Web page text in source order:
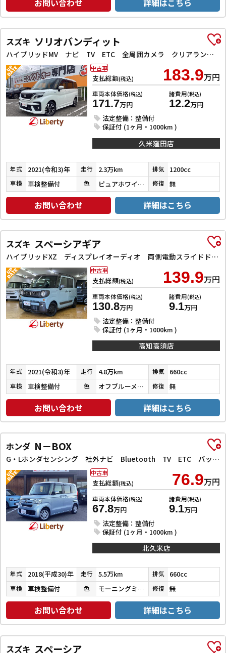
お問い合わせ 詳細はこちら
スズキ ソリオバンディット
ハイブリッドMV ナビ TV ETC 全周囲カメラ クリアランスソナー オートクルーズコントロール レーンアシスト 衝突被害軽減システム 両側電動スライドドア オートライト LEDヘッドランプ
支払総額(税込) 183.9万円
車両本体価格(税込)
171.7万円
諸費用(税込)
12.2万円
法定整備：整備付
保証付 (1ヶ月・1000km )
中古車
久米窪田店
年式 2021(令和3)年 走行 2.3万km 排気 1200cc
車検 車検整備付 色 ピュアホワイトパール 修復 無
お問い合わせ 詳細はこちら
スズキ スペーシアギア
ハイブリッドXZ ディスプレイオーディオ 両側電動スライドドア クリアランスソナー オートクルーズコントロール レーンアシスト 衝突被害軽減システム オートライト LEDヘッドランプ スマートキー ルーフレール
支払総額(税込) 139.9万円
車両本体価格(税込)
130.8万円
諸費用(税込)
9.1万円
法定整備：整備付
保証付 (1ヶ月・1000km )
中古車
高知高須店
年式 2021(令和3)年 走行 4.8万km 排気 660cc
車検 車検整備付 色 オフブルーメタリック／ミネラルグレーメタリック 修復 無
お問い合わせ 詳細はこちら
ホンダ N－BOX
G・Lホンダセンシング 社外ナビ Bluetooth TV ETC バックカメラ 片側電動スライドドア クリアランスソナー オートクルーズコントロール レーンアシスト 衝突被害軽減システム スマートキー アイドリングストップ
支払総額(税込) 76.9万円
車両本体価格(税込)
67.8万円
諸費用(税込)
9.1万円
法定整備：整備付
保証付 (1ヶ月・1000km )
中古車
北久米店
年式 2018(平成30)年 走行 5.5万km 排気 660cc
車検 車検整備付 色 モーニングミストブルーメタリック 修復 無
お問い合わせ 詳細はこちら
スズキ スペーシア